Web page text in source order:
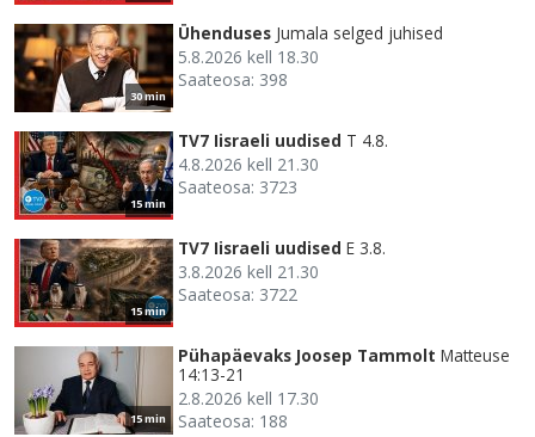
30 min
Ühenduses Jumala selged juhised
5.8.2026 kell 18.30
Saateosa: 398
15 min
TV7 Iisraeli uudised T 4.8.
4.8.2026 kell 21.30
Saateosa: 3723
15 min
TV7 Iisraeli uudised E 3.8.
3.8.2026 kell 21.30
Saateosa: 3722
15 min
Pühapäevaks Joosep Tammolt Matteuse
14:13-21
2.8.2026 kell 17.30
Saateosa: 188